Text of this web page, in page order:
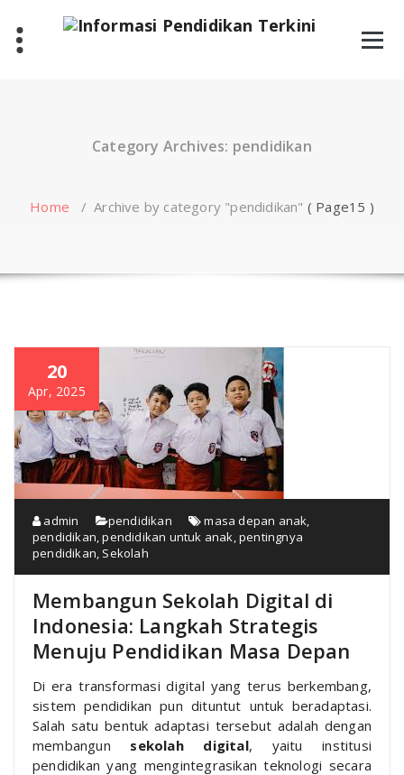
content
Category Archives: pendidikan
Home /Archive by category "pendidikan" ( Page15 )
20
Apr, 2025
admin pendidikan masa depan anak,
pendidikan,pendidikan untuk anak,pentingnya
pendidikan, Sekolah
Membangun Sekolah Digital di
Indonesia: Langkah Strategis
Menuju Pendidikan Masa Depan
Di era transformasi digital yang terus berkembang,
sistem pendidikan pun dituntut untuk beradaptasi.
Salah satu bentuk adaptasi tersebut adalah dengan
membangun sekolah digital, yaitu institusi
pendidikan yang mengintegrasikan teknologi secara